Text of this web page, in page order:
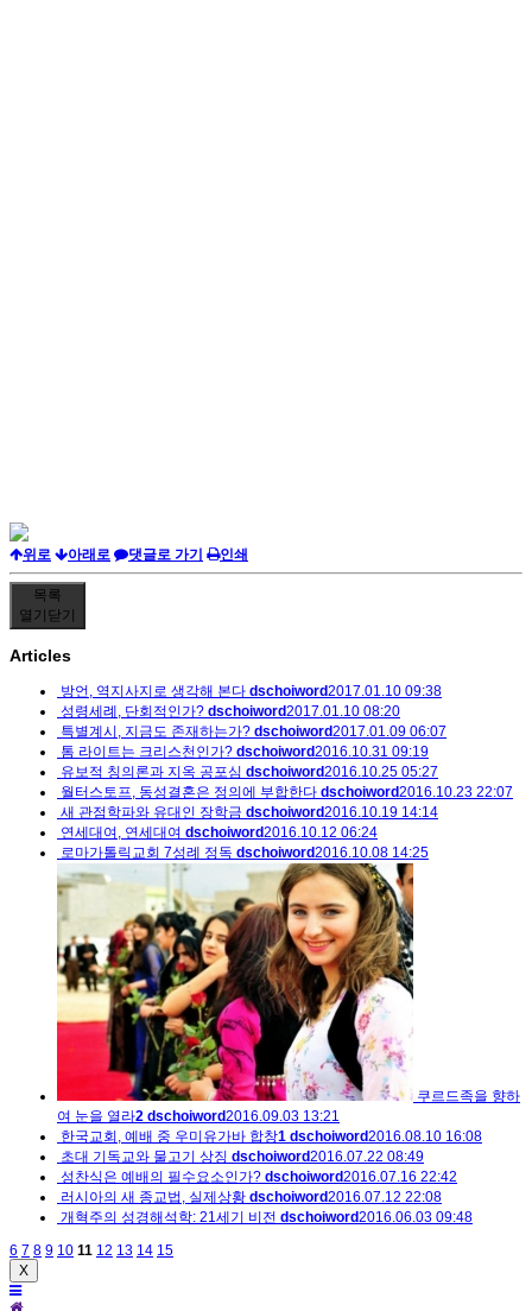
위로 아래로 댓글로 가기 인쇄
목록
열기 닫기
Articles
방언, 역지사지로 생각해 본다 dschoiword2017.01.10 09:38
성령세례, 단회적인가? dschoiword2017.01.10 08:20
특별계시, 지금도 존재하는가? dschoiword2017.01.09 06:07
톰 라이트는 크리스천인가? dschoiword2016.10.31 09:19
유보적 칭의론과 지옥 공포심 dschoiword2016.10.25 05:27
월터스토프, 동성결혼은 정의에 부합한다 dschoiword2016.10.23 22:07
새 관점학파와 유대인 장학금 dschoiword2016.10.19 14:14
연세대여, 연세대여 dschoiword2016.10.12 06:24
로마가톨릭교회 7성례 정독 dschoiword2016.10.08 14:25
쿠르드족을 향하
여 눈을 열라2 dschoiword2016.09.03 13:21
한국교회, 예배 중 우미유가바 합창1 dschoiword2016.08.10 16:08
초대 기독교와 물고기 상징 dschoiword2016.07.22 08:49
성찬식은 예배의 필수요소인가? dschoiword2016.07.16 22:42
러시아의 새 종교법, 실제상황 dschoiword2016.07.12 22:08
개혁주의 성경해석학: 21세기 비전 dschoiword2016.06.03 09:48
6 7 8 9 10 11 12 13 14 15
X